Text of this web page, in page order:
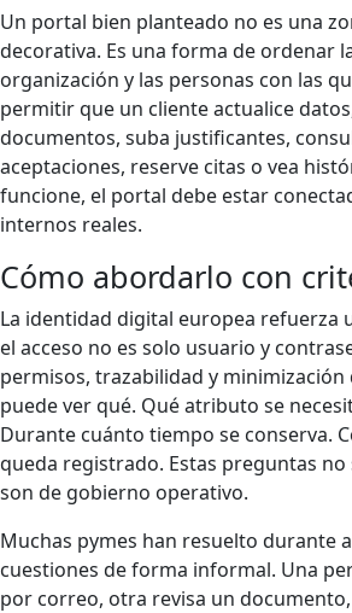
Un portal bien planteado no es una
decorativa. Es una forma de ordenar
organización y las personas con las
permitir que un cliente actualice
documentos, suba justificantes,
aceptaciones, reserve citas o vea
funcione, el portal debe estar
internos reales.
Cómo abordarlo con
La identidad digital europea refuerza
el acceso no es solo usuario y
permisos, trazabilidad y minimización
puede ver qué. Qué atributo se
Durante cuánto tiempo se conserva.
queda registrado. Estas preguntas no
son de gobierno operativo.
Muchas pymes han resuelto durante
cuestiones de forma informal. Una
por correo, otra revisa un